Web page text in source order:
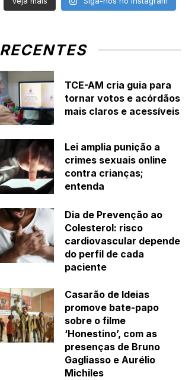
RECENTES
TCE-AM cria guia para
tornar votos e acórdãos
mais claros e acessíveis
Lei amplia punição a
crimes sexuais online
contra crianças;
entenda
Dia de Prevenção ao
Colesterol: risco
cardiovascular depende
do perfil de cada
paciente
Casarão de Ideias
promove bate-papo
sobre o filme
‘Honestino’, com as
presenças de Bruno
Gagliasso e Aurélio
Michiles